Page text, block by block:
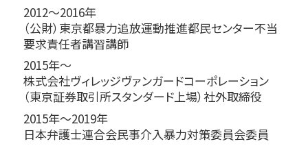
2012～2016年
（公財）東京都暴力追放運動推進都民センター不当
要求責任者講習講師
2015年～
株式会社ヴィレッジヴァンガードコーポレーション
（東京証券取引所スタンダード上場）社外取締役
2015年～2019年
日本弁護士連合会民事介入暴力対策委員会委員